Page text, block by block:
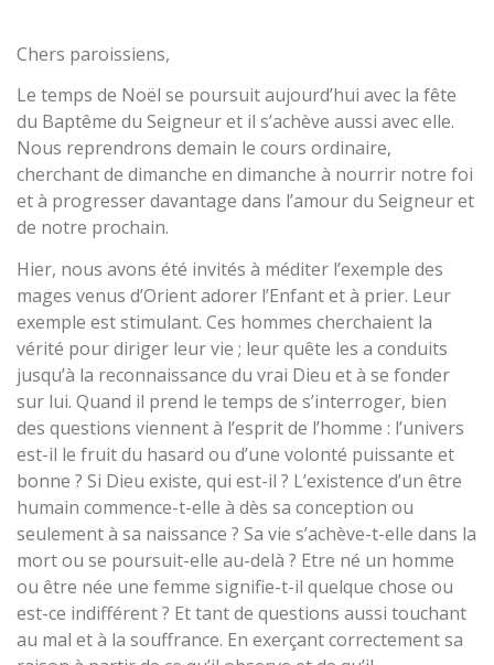
Chers paroissiens,
Le temps de Noël se poursuit aujourd’hui avec la fête
du Baptême du Seigneur et il s’achève aussi avec elle.
Nous reprendrons demain le cours ordinaire,
cherchant de dimanche en dimanche à nourrir notre foi
et à progresser davantage dans l’amour du Seigneur et
de notre prochain.
Hier, nous avons été invités à méditer l’exemple des
mages venus d’Orient adorer l’Enfant et à prier. Leur
exemple est stimulant. Ces hommes cherchaient la
vérité pour diriger leur vie ; leur quête les a conduits
jusqu’à la reconnaissance du vrai Dieu et à se fonder
sur lui. Quand il prend le temps de s’interroger, bien
des questions viennent à l’esprit de l’homme : l’univers
est-il le fruit du hasard ou d’une volonté puissante et
bonne ? Si Dieu existe, qui est-il ? L’existence d’un être
humain commence-t-elle à dès sa conception ou
seulement à sa naissance ? Sa vie s’achève-t-elle dans la
mort ou se poursuit-elle au-delà ? Etre né un homme
ou être née une femme signifie-t-il quelque chose ou
est-ce indifférent ? Et tant de questions aussi touchant
au mal et à la souffrance. En exerçant correctement sa